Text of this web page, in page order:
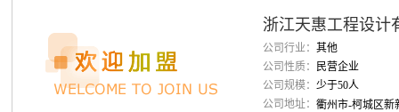
浙江天惠工程设计
公司行业： 其他
公司性质：
民营企业
公司规模： 少于50人
公司地址： 衢州市-柯城区新